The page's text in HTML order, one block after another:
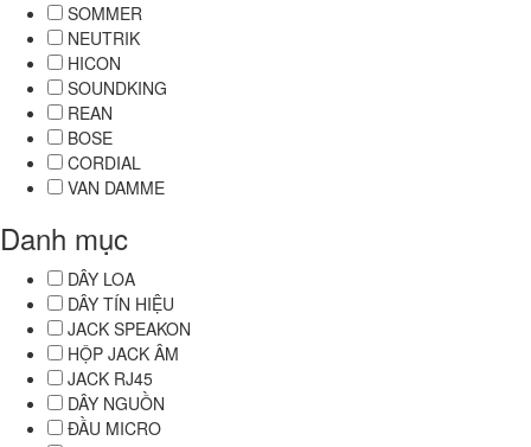
SOMMER
NEUTRIK
HICON
SOUNDKING
REAN
BOSE
CORDIAL
VAN DAMME
Danh mục
DÂY LOA
DÂY TÍN HIỆU
JACK SPEAKON
HỘP JACK ÂM
JACK RJ45
DÂY NGUỒN
ĐẦU MICRO